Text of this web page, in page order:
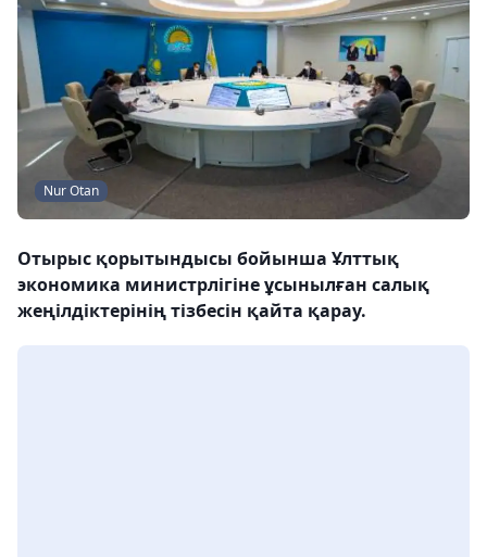
Nur Otan
Отырыс қорытындысы бойынша Ұлттық
экономика министрлігіне ұсынылған салық
жеңілдіктерінің тізбесін қайта қарау.